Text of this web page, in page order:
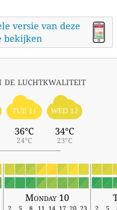
versie van deze
bekijken
de luchtkwaliteit
TUE 11
36°C
24°C
WED 12
34°C
23°C
Monday 10